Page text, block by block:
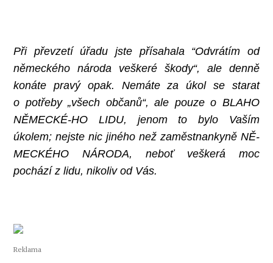
Při převzetí úřadu jste přísahala “Odvrátím od
německého národa veškeré škody“, ale denně
konáte pravý opak. Nemáte za úkol se starat
o potřeby „všech občanů“, ale pouze o BLAHO
NĚMECKÉ-HO LIDU, jenom to bylo Vaším
úkolem; nejste nic jiného než zaměstnankyně NĚ-
MECKÉHO NÁRODA, neboť veškerá moc
pochází z lidu, nikoliv od Vás.
Reklama